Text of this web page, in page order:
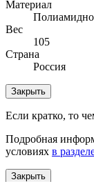
Материал
Вес
105
Страна
Россия
Закрыть
Если кратко, то
Подробная
условиях в
Закрыть